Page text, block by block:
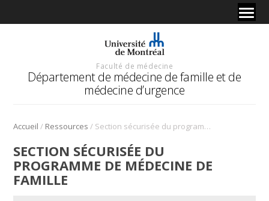
Faculté de médecine
Département de médecine de famille et de
médecine d’urgence
Accueil / Ressources / Section sécurisée du programme de médecine de famille
SECTION SÉCURISÉE DU
PROGRAMME DE MÉDECINE DE
FAMILLE